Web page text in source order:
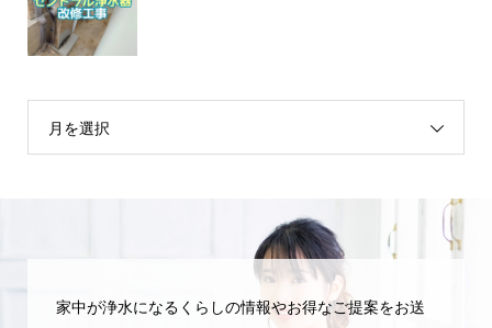
月を選択
家中が浄水になるくらしの情報やお得なご提案をお送